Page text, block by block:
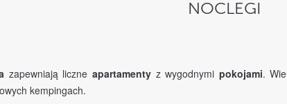
NOCLEGI
zapewniają liczneapartamenty z wygodnymi pokojami.
kempingach.